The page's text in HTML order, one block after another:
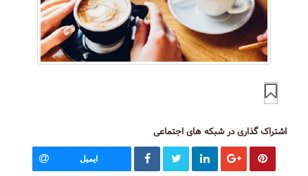
اشتراک گذاری در شبکه های اجتماعی
ایمیل